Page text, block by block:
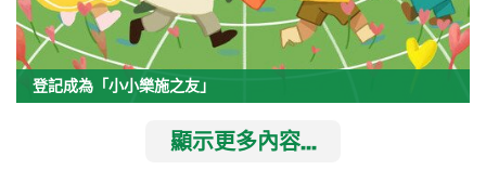
登記成為「小小樂施之友」
顯示更多內容...